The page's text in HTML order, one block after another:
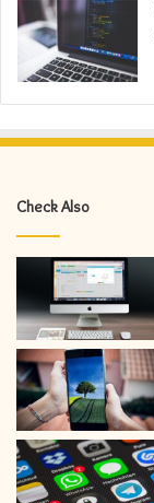
Check Also